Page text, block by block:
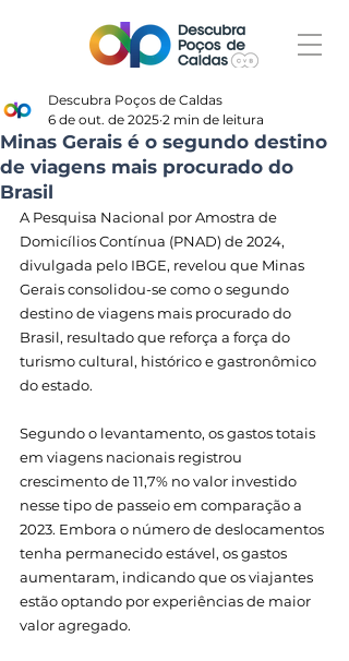
Minas Gerais é o segundo destino
de viagens mais procurado do
Brasil
Descubra Poços de Caldas
6 de out. de 2025 2 min de leitura
A Pesquisa Nacional por Amostra de
Domicílios Contínua (PNAD) de 2024,
divulgada pelo IBGE, revelou que Minas
Gerais consolidou-se como o segundo
destino de viagens mais procurado do
Brasil, resultado que reforça a força do
turismo cultural, histórico e gastronômico
do estado.
Segundo o levantamento, os gastos totais
em viagens nacionais registrou
crescimento de 11,7% no valor investido
nesse tipo de passeio em comparação a
2023. Embora o número de deslocamentos
tenha permanecido estável, os gastos
aumentaram, indicando que os viajantes
estão optando por experiências de maior
valor agregado.